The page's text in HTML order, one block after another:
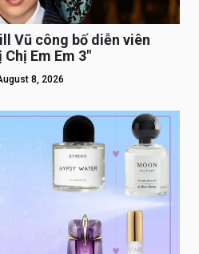
Vũ công bố diễn viên
Em Em 3″
8, 2026